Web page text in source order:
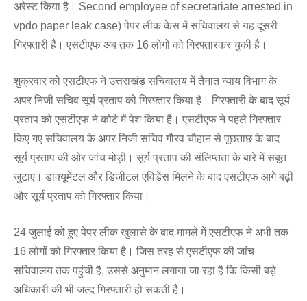
अरेस्ट किया है। Second employee of secretariate arrested in
vpdo paper leak case) पेपर लीक केस में सचिवालय से यह दूसरी
गिरफ्तारी है। एसटीएफ अब तक 16 लोगों को गिरफ्तारकर चुकी है।
शुक्रवार को एसटीएफ ने उत्तराखंड सचिवालय में तैनात न्याय विभाग के
अपर निजी सचिव सूर्य प्रताप को गिरफ्तार किया है। गिरफ्तारी के बाद सूर्य
प्रताप को एसटीएफ ने कोर्ट में पेश किया है। एसटीएफ ने पहले गिरफ्तार
किए गए सचिवालय के अपर निजी सचिव गौरव चौहान से पूछताछ के बाद
सूर्य प्रताप की ओर जांच मोड़ी। सूर्य प्रताप की संलिप्तता के बारे में सबूत
जुटाए। डाक्यूमेंटल और डिजीटल एविडेंस मिलने के बाद एसटीएफ आगे बढ़ी
और सूर्य प्रताप को गिरफ्तार किया।
24 जुलाई को हुए पेपर लीक खुलासे के बाद मामले में एसटीएफ ने अभी तक
16 लोगों को गिरफ्तार किया है। जिस तरह से एसटीएफ की जांच
सचिवालय तक पहुंची है, उससे अनुमान लगाया जा रहा है कि किसी बड़े
अधिकारी की भी जल्द गिरफ्तारी हो सकती है।